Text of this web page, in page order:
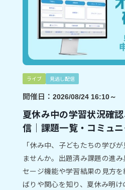
ライブ 見逃し配信
開催日： 2026/08/24 16:10～
夏休み中の学習状況確
信｜課題一覧・コミュ
「休み中、子どもたちの学び
ませんか。出題済み課題の進
セージ機能や学習結果の見方
ばりや関心を知り、夏休み明